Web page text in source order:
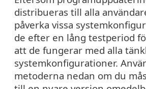
distribueras till alla
påverka vissa
de efter en lång testperiod
att de fungerar med alla
systemkonfigurationer.
metoderna nedan om du